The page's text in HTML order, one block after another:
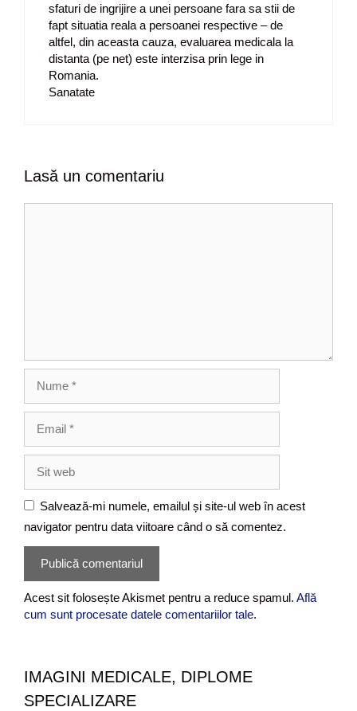
sfaturi de ingrijire a unei persoane fara sa stii de
fapt situatia reala a persoanei respective – de
altfel, din aceasta cauza, evaluarea medicala la
distanta (pe net) este interzisa prin lege in
Romania.
Sanatate
Lasă un comentariu
u
m
a
l
t
w
e
b
Salvează-mi numele, emailul și site-ul web în acest
navigator pentru data viitoare când o să comentez.
Acest sit folosește Akismet pentru a reduce spamul. Află
cum sunt procesate datele comentariilor tale.
IMAGINI MEDICALE, DIPLOME
SPECIALIZARE